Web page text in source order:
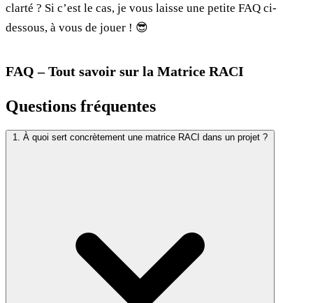
clarté ? Si c’est le cas, je vous laisse une petite FAQ ci-
dessous, à vous de jouer ! 😎
FAQ – Tout savoir sur la Matrice RACI
Questions fréquentes
1. À quoi sert concrètement une matrice RACI dans un projet ?